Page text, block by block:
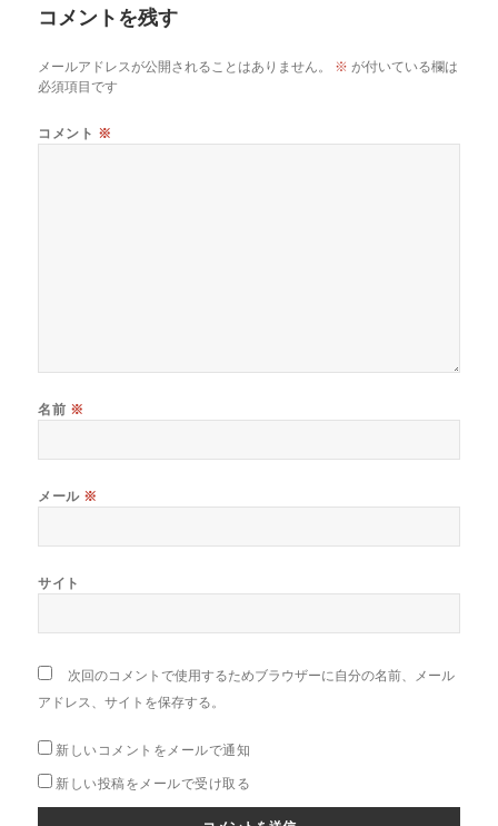
コメントを残す
メールアドレスが公開されることはありません。 ※ が付いている欄は
必須項目です
コメント ※
名前 ※
メール ※
サイト
次回のコメントで使用するためブラウザーに自分の名前、メール
アドレス、サイトを保存する。
新しいコメントをメールで通知
新しい投稿をメールで受け取る